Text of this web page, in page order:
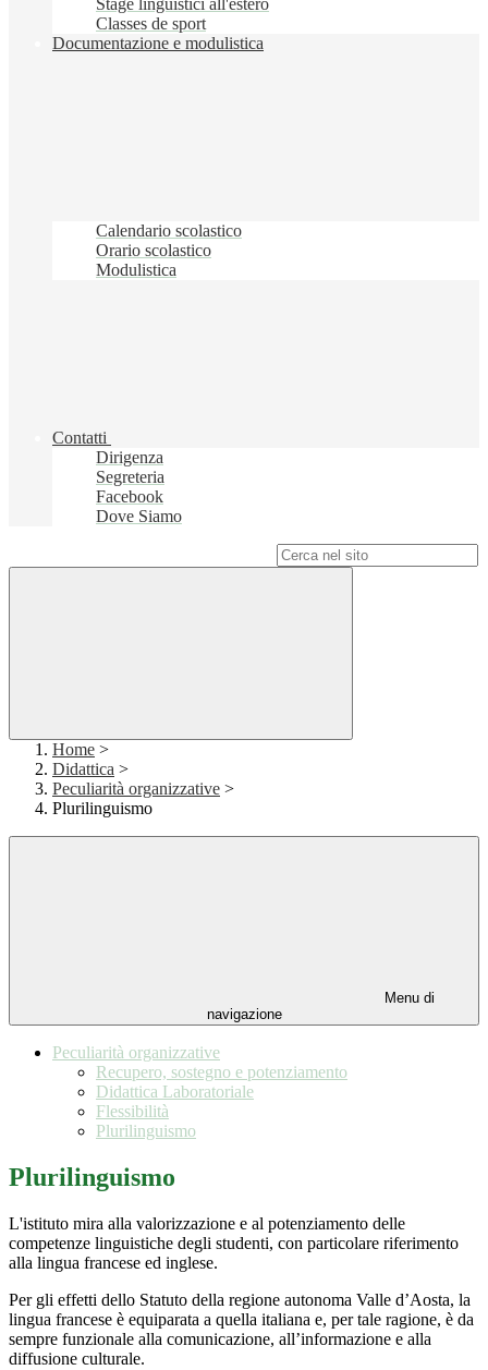
Stage linguistici all'estero
Classes de sport
Documentazione e modulistica
Calendario scolastico
Orario scolastico
Modulistica
Contatti
Dirigenza
Segreteria
Facebook
Dove Siamo
Home >
Didattica >
Peculiarità organizzative >
Plurilinguismo
Menu di
navigazione
Peculiarità organizzative
Recupero, sostegno e potenziamento
Didattica Laboratoriale
Flessibilità
Plurilinguismo
Plurilinguismo
L'istituto mira alla valorizzazione e al potenziamento delle
competenze linguistiche degli studenti, con particolare riferimento
alla lingua francese ed inglese.
Per gli effetti dello Statuto della regione autonoma Valle d’Aosta, la
lingua francese è equiparata a quella italiana e, per tale ragione, è da
sempre funzionale alla comunicazione, all’informazione e alla
diffusione culturale.